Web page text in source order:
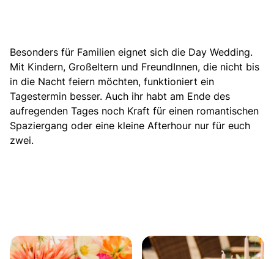
Besonders für Familien eignet sich die Day Wedding.
Mit Kindern, Großeltern und FreundInnen, die nicht bis
in die Nacht feiern möchten, funktioniert ein
Tagestermin besser. Auch ihr habt am Ende des
aufregenden Tages noch Kraft für einen romantischen
Spaziergang oder eine kleine Afterhour nur für euch
zwei.